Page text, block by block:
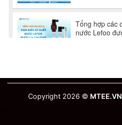
Copyright 2026 © MTEE.VN